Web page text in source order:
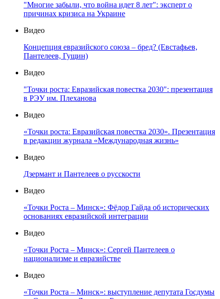
"Многие забыли, что война идет 8 лет": эксперт о
причинах кризиса на Украине
Видео
Концепция евразийского союза – бред? (Евстафьев,
Пантелеев, Гущин)
Видео
"Точки роста: Евразийская повестка 2030": презентация
в РЭУ им. Плеханова
Видео
«Точки роста: Евразийская повестка 2030». Презентация
в редакции журнала «Международная жизнь»
Видео
Дзермант и Пантелеев о русскости
Видео
«Точки Роста – Минск»: Фёдор Гайда об исторических
основаниях евразийской интеграции
Видео
«Точки Роста – Минск»: Сергей Пантелеев о
национализме и евразийстве
Видео
«Точки Роста – Минск»: выступление депутата Госдумы